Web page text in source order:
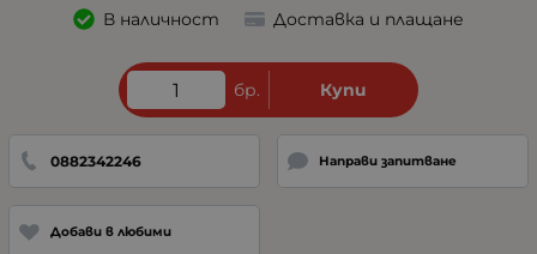
В наличност Доставка и плащане
бр. Купи
0882342246 Направи запитване
Добави в любими